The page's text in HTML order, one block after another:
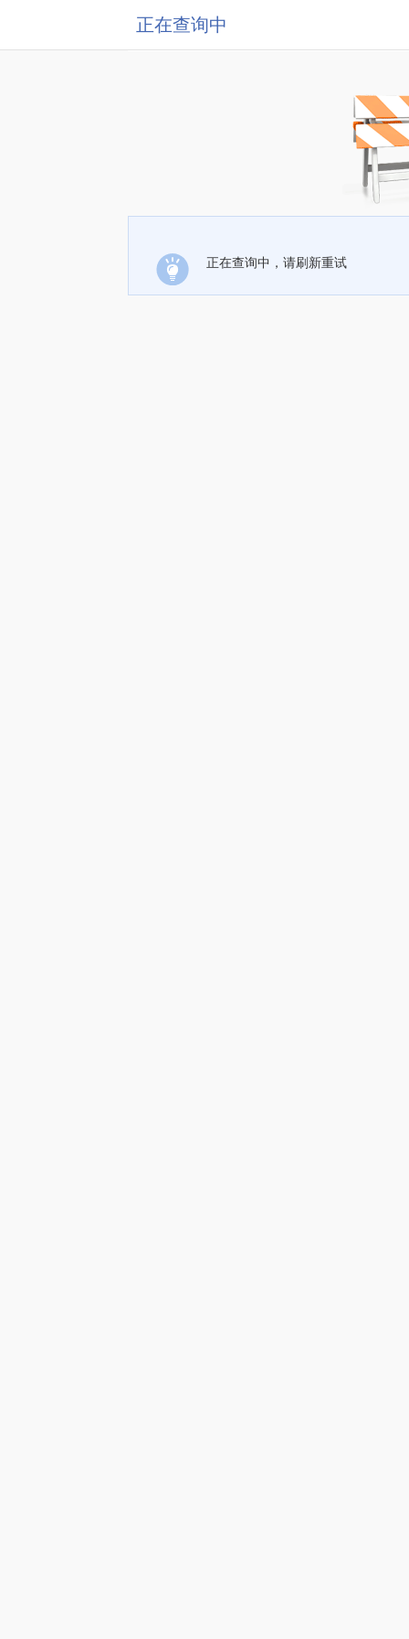
正在查询中
正在查询中，请刷新重试